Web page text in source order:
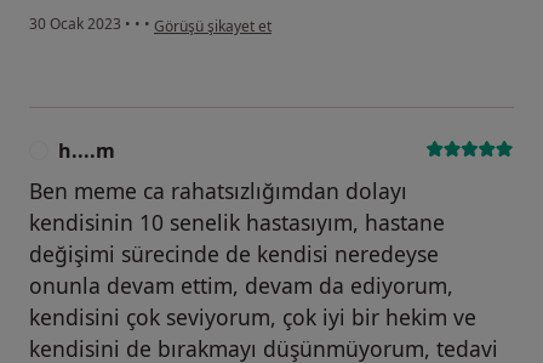
30 Ocak 2023 • • • kullanıcının görüşüne göre e....s
Görüşü şikayet et
h....m
Ben meme ca rahatsızlığımdan dolayı
kendisinin 10 senelik hastasıyım, hastane
değişimi sürecinde de kendisi neredeyse
onunla devam ettim, devam da ediyorum,
kendisini çok seviyorum, çok iyi bir hekim ve
kendisini de bırakmayı düşünmüyorum, tedavi